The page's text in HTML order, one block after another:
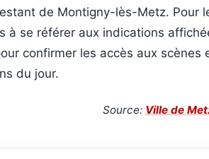
de Montigny-lès-Metz. Pour
à se référer aux indications
confirmer les accès aux scènes
du jour.
Source: Ville de